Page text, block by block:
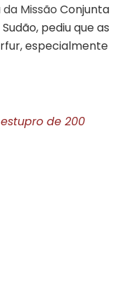
Missão Conjunta
pediu que as
especialmente
de 200